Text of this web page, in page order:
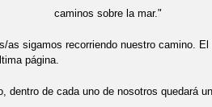
la mar."
as sigamos recorriendo nuestro camino.
página.
dentro de cada uno de nosotros quedará